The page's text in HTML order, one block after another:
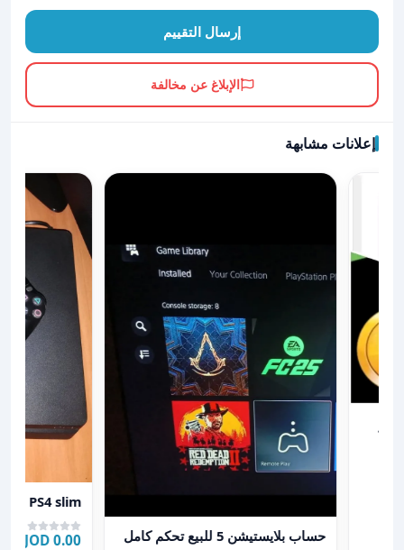
إرسال التقييم
الإبلاغ عن مخالفة
إعلانات مشابهة
ريزر جولد أو ايتونز
عرض تفاصيل حساب بلايستيشن 5 للبيع تحكم كامل
حساب بلايستيشن 5 للبيع تحكم كامل
عرض تفاصيل PS4 slim للبيع المستعجل
PS4 slim للبيع المستعجل
0.00 JOD